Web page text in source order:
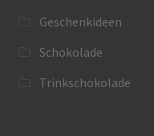
Geschenkideen
Schokolade
Trinkschokolade